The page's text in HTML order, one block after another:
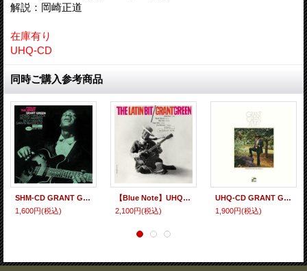
解説：岡崎正道
在庫有り
UHQ-CD
同時ご購入参考商品
SHM-CD GRANT GREEN グラント・グリーン / FEELIN' THE SPIRIT + 1 フィーリン・ザ・スピリット + 1
1,600円(税込)
【Blue Note】UHQ-CD GRANT GREEN グラント・グリーン / THE LATIN BEAT ザ・ラテン・ビット
2,100円(税込)
UHQ-CD GRANT GREEN グラント・グリーン / ALIVE! + 3 アライヴ！+ 3
1,900円(税込)